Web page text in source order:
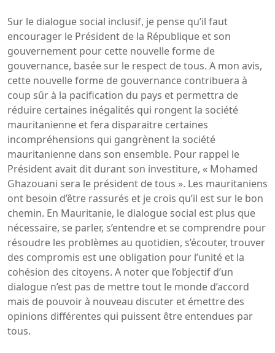
Sur le dialogue social inclusif, je pense qu’il faut
encourager le Président de la République et son
gouvernement pour cette nouvelle forme de
gouvernance, basée sur le respect de tous. A mon avis,
cette nouvelle forme de gouvernance contribuera à
coup sûr à la pacification du pays et permettra de
réduire certaines inégalités qui rongent la société
mauritanienne et fera disparaitre certaines
incompréhensions qui gangrènent la société
mauritanienne dans son ensemble. Pour rappel le
Président avait dit durant son investiture, « Mohamed
Ghazouani sera le président de tous ». Les mauritaniens
ont besoin d’être rassurés et je crois qu’il est sur le bon
chemin. En Mauritanie, le dialogue social est plus que
nécessaire, se parler, s’entendre et se comprendre pour
résoudre les problèmes au quotidien, s’écouter, trouver
des compromis est une obligation pour l’unité et la
cohésion des citoyens. A noter que l’objectif d’un
dialogue n’est pas de mettre tout le monde d’accord
mais de pouvoir à nouveau discuter et émettre des
opinions différentes qui puissent être entendues par
tous.